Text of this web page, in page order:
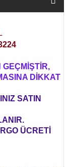
DİKKAT
SATIN
ÜCRETİ